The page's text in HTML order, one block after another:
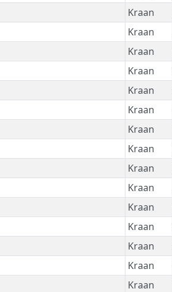
Kraan
Kraan
Kraan
Kraan
Kraan
Kraan
Kraan
Kraan
Kraan
Kraan
Kraan
Kraan
Kraan
Kraan
Kraan